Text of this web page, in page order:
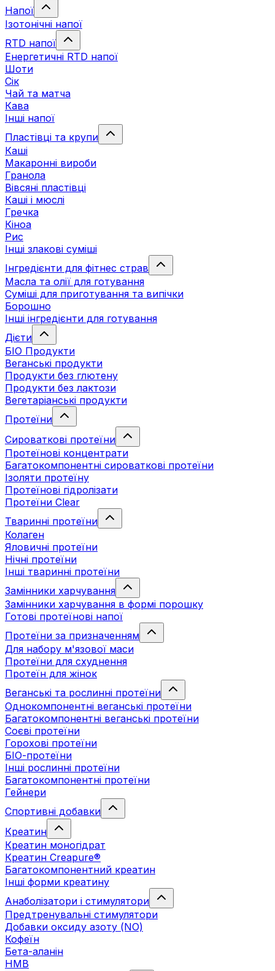
Напої
Ізотонічні напої
RTD напої
Енергетичні RTD напої
Шоти
Сік
Чай та матча
Кава
Інші напої
Пластівці та крупи
Каші
Макаронні вироби
Гранола
Вівсяні пластівці
Каші і мюслі
Гречка
Кіноа
Рис
Інші злакові суміші
Інгредієнти для фітнес страв
Масла та олії для готування
Суміші для приготування та випічки
Борошно
Інші інгредієнти для готування
Дієти
БІО Продукти
Веганські продукти
Продукти без глютену
Продукти без лактози
Вегетаріанські продукти
Протеїни
Сироваткові протеїни
Протеїнові концентрати
Багатокомпонентні сироваткові протеїни
Ізоляти протеїну
Протеїнові гідролізати
Протеїни Clear
Тваринні протеїни
Колаген
Яловичні протеїни
Нічні протеїни
Інші тваринні протеїни
Замінники харчування
Замінники харчування в формі порошку
Готові протеїнові напої
Протеїни за призначенням
Для набору м'язової маси
Протеїни для схуднення
Протеїн для жінок
Веганські та рослинні протеїни
Однокомпонентні веганські протеїни
Багатокомпонентні веганські протеїни
Cоєві протеїни
Горохові протеїни
БІО-протеїни
Інші рослинні протеїни
Багатокомпонентні протеїни
Гейнери
Спортивні добавки
Креатин
Креатин моногідрат
Креатин Creapure®
Багатокомпонентний креатин
Інші форми креатину
Анаболізатори і стимулятори
Предтренувальні стимулятори
Добавки оксиду азоту (NO)
Кофеїн
Бета-аланін
HMB